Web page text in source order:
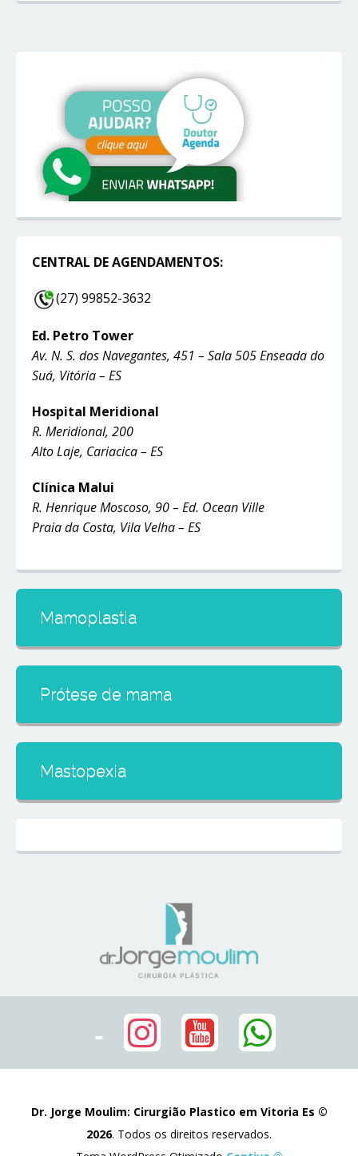
CENTRAL DE AGENDAMENTOS:
(27) 99852-3632
Ed. Petro Tower
Av. N. S. dos Navegantes, 451 – Sala 505 Enseada do
Suá, Vitória – ES
Hospital Meridional
R. Meridional, 200
Alto Laje, Cariacica – ES
Clínica Malui
R. Henrique Moscoso, 90 – Ed. Ocean Ville
Praia da Costa, Vila Velha – ES
Mamoplastia
Prótese de mama
Mastopexia
Dr. Jorge Moulim: Cirurgião Plastico em Vitoria Es ©
2026. Todos os direitos reservados.